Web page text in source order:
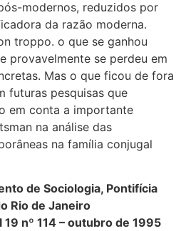
modernos, reduzidos por
da razão moderna.
troppo. o que se ganhou
provavelmente se perdeu em
Mas o que ficou de fora
futuras pesquisas que
em conta a importante
na análise das
na família conjugal
de Sociologia, Pontifícia
Rio de Janeiro
nº 114 – outubro de 1995